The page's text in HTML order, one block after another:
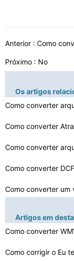
Anterior : Como
Próximo : No
Os artigos
Como converter
Como converter
Como converter
Como converter
Artigos em
Como converter
Como corrigir o Eu